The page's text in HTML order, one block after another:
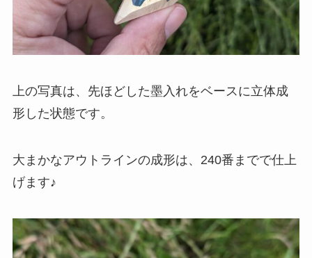
上の写真は、先ほどした墨入れをベースに立体成
形した状態です。
大まかなアウトラインの成形は、240番までで仕上
げます♪